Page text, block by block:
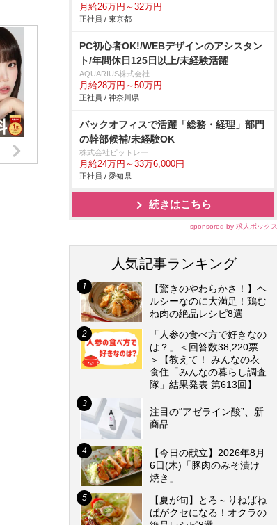
月給26万円～32万円
正社員 / 東京都
PC初心者OK!/WEBデザインのアシスタン
ト/年間休日125日以上/未経験活躍
AQUARIUS株式会社
月給28万円～50万円
正社員 / 神奈川県
バックオフィスで活躍「総務・経理」部門
の幹部候補/未経験OK
株式会社ピットレー
月給24万円～33万6,000円
正社員 / 愛知県
続きはこちら
sponsored by 求人ボックス
人気記事ランキング
【驚きのやわらかさ！】ヘ
ルシーなのに大満足！鶏む
ね肉の絶品レシピ8選
「人参の食べ方で好きなの
は？」＜回答数38,220票
＞【教えて！ みんなの衣
食住「みんなの暮らし調査
隊」結果発表 第613回】
注目の“アゼライン酸”、新
商品
【今日の献立】2026年8月
6日(木)「豚肉のみそ漬け
焼き」
【夏が旬】とろ～りねばね
ばがクセになる！オクラの